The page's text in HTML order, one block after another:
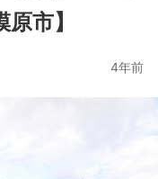
市】
4年前